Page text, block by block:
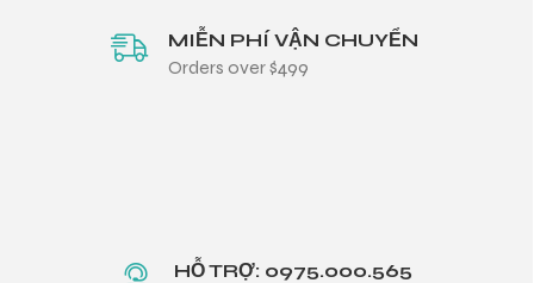
MIỄN PHÍ VẬN CHUYỂN
Orders over $499
HỖ TRỢ: 0975.000.565